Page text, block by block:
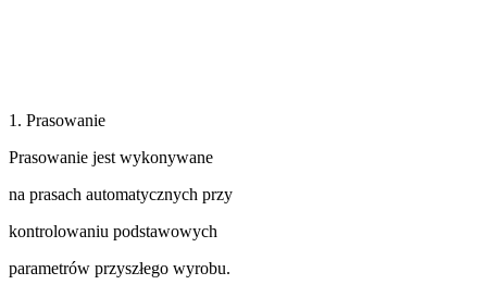
1. Prasowanie
Prasowanie jest wykonywane
na prasach automatycznych przy
kontrolowaniu podstawowych
parametrów przyszłego wyrobu.